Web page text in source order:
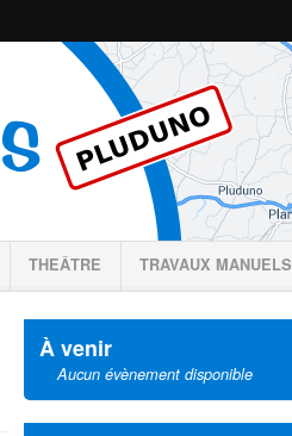
THEÂTRE TRAVAUX MANUELS
À venir
Aucun évènement disponible